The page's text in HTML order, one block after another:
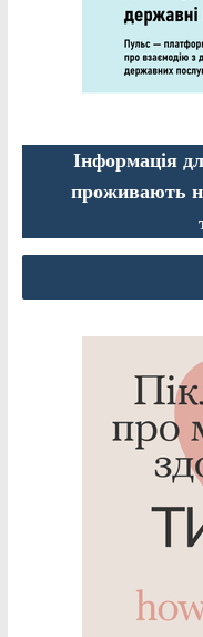
Інформація
проживають